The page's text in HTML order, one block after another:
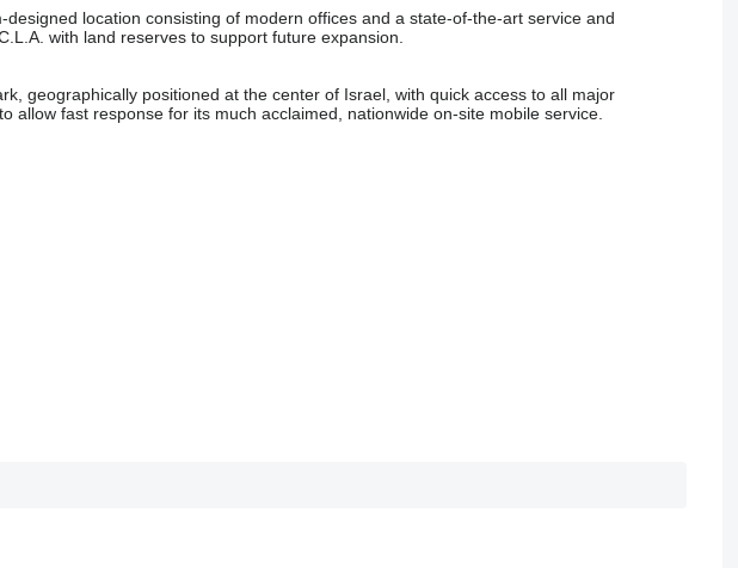
location consisting of modern offices and a state-of-the-art service and
with land reserves to support future expansion.
geographically positioned at the center of Israel, with quick access to all major
allow fast response for its much acclaimed, nationwide on-site mobile service.